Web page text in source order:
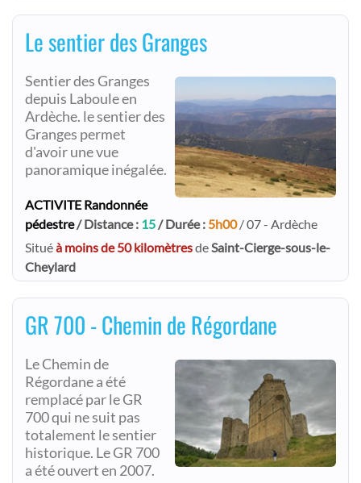
Le sentier des Granges
Sentier des Granges
depuis Laboule en
Ardèche. le sentier des
Granges permet
d'avoir une vue
panoramique inégalée.
ACTIVITE Randonnée
pédestre/ Distance : 15/ Durée : 5h00/ 07 - Ardèche
Situéà moins de 50 kilomètresdeSaint-Cierge-sous-le-
Cheylard
GR 700 - Chemin de Régordane
Le Chemin de
Régordane a été
remplacé par le GR
700 qui ne suit pas
totalement le sentier
historique. Le GR 700
a été ouvert en 2007.